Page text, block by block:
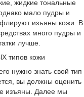
жидкие тональные
мало пудры и
изъяны кожи. В
много пудры и
лучше.
типов кожи
нужно знать свой тип
вы должны оценить
изъяны. Далее мы